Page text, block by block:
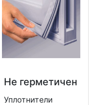
Не герметичен
Уплотнители